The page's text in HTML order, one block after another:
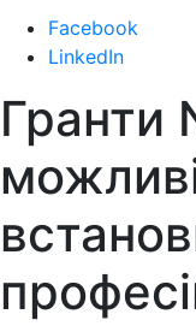
Facebook
LinkedIn
Гранти